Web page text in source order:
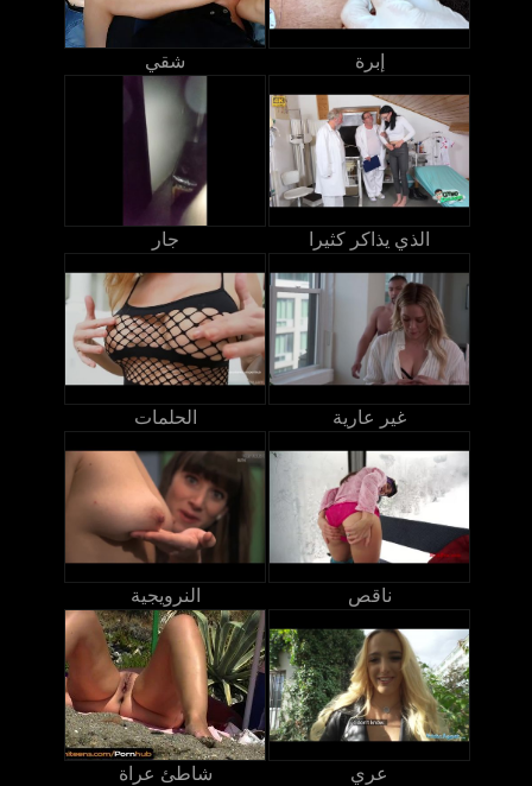
شقي إبرة
جار الذي يذاكر كثيرا
الحلمات غير عارية
النرويجية ناقص
شاطئ عراة عري